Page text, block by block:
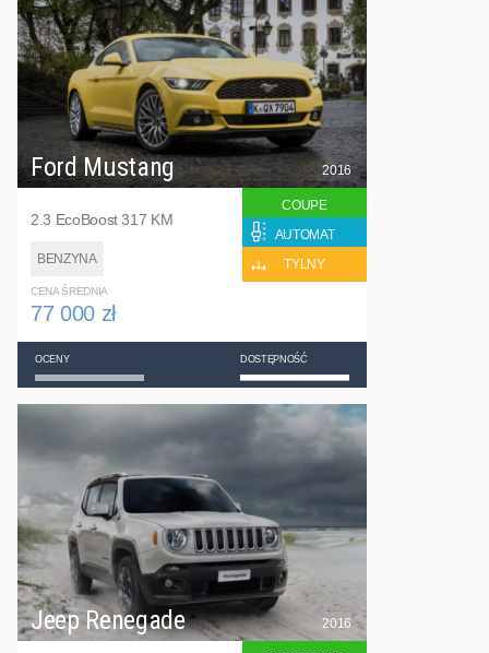
Ford Mustang
2.3 EcoBoost 317 KM
BENZYNA
2016
COUPE
AUTOMAT
TYLNY
CENA ŚREDNIA
77 000 zł
OCENY DOSTĘPNOŚĆ
Jeep Renegade 2016